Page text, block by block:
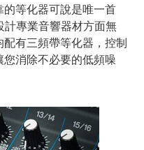
等化器可說是唯一首
專業音響器材方面無
有三頻帶等化器，控制
消除不必要的低頻噪